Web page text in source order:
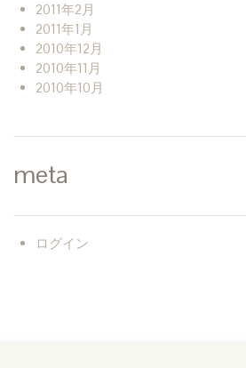
2011年2月
2011年1月
2010年12月
2010年11月
2010年10月
meta
ログイン